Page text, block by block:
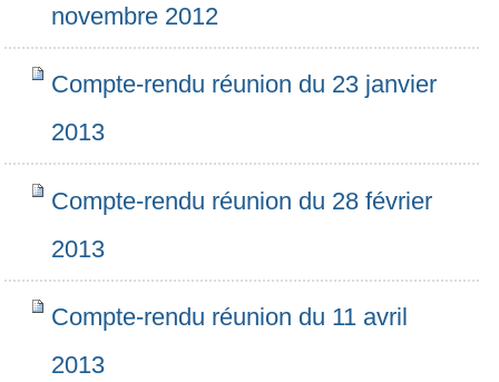
novembre 2012
Compte-rendu réunion du 23 janvier
2013
Compte-rendu réunion du 28 février
2013
Compte-rendu réunion du 11 avril
2013